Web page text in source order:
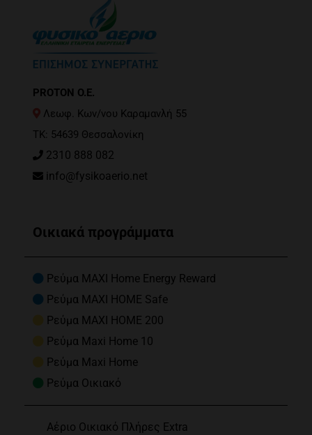
PROTON O.E.
Λεωφ. Κων/νου Καραμανλή 55
ΤΚ: 54639 Θεσσαλονίκη
2310 888 082
info@fysikoaerio.net
Οικιακά προγράμματα
Ρεύμα MAXI Home Energy Reward
Ρεύμα MAXI HOME Safe
Ρεύμα MAXI HOME 200
Ρεύμα Maxi Home 10
Ρεύμα Maxi Home
Ρεύμα Οικιακό
Αέριο Οικιακό Πλήρες Extra